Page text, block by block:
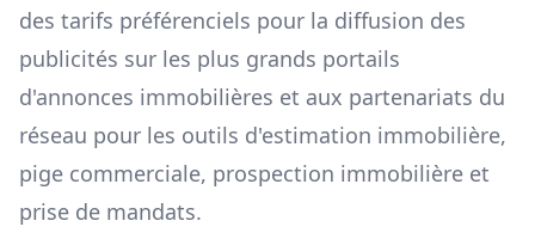
des tarifs préférenciels pour la diffusion des
publicités sur les plus grands portails
d'annonces immobilières et aux partenariats du
réseau pour les outils d'estimation immobilière,
pige commerciale, prospection immobilière et
prise de mandats.